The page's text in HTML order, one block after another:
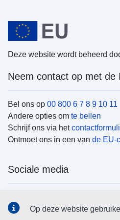
Deze website wordt beheerd
Neem contact op met de
Bel ons op 00 800 6 7 8 9 10 11
Andere opties om te bellen
Schrijf ons via het
Ontmoet ons in een van de EU-
Sociale media
Op deze website